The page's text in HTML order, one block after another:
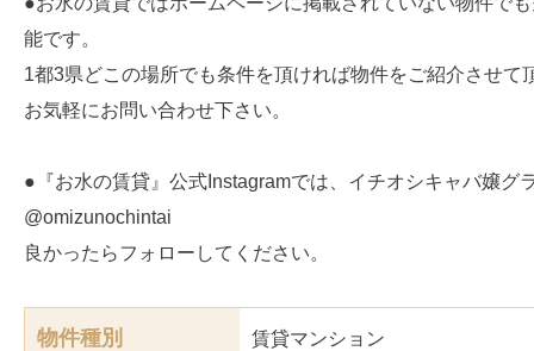
能です。
1都3県どこの場所でも条件を頂ければ物件をご紹介させて
お気軽にお問い合わせ下さい。
●『お水の賃貸』公式Instagramでは、イチオシキャバ嬢グ
@omizunochintai
良かったらフォローしてください。
物件種別 賃貸マンション